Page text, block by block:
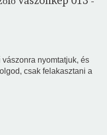
nyomtatjuk, és
csak felakasztani a